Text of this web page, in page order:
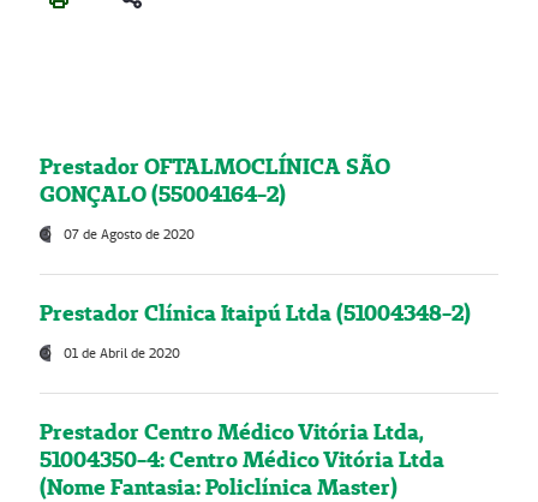
Prestador OFTALMOCLÍNICA SÃO
GONÇALO (55004164-2)
07 de Agosto de 2020
Prestador Clínica Itaipú Ltda (51004348-2)
01 de Abril de 2020
Prestador Centro Médico Vitória Ltda,
51004350-4: Centro Médico Vitória Ltda
(Nome Fantasia: Policlínica Master)